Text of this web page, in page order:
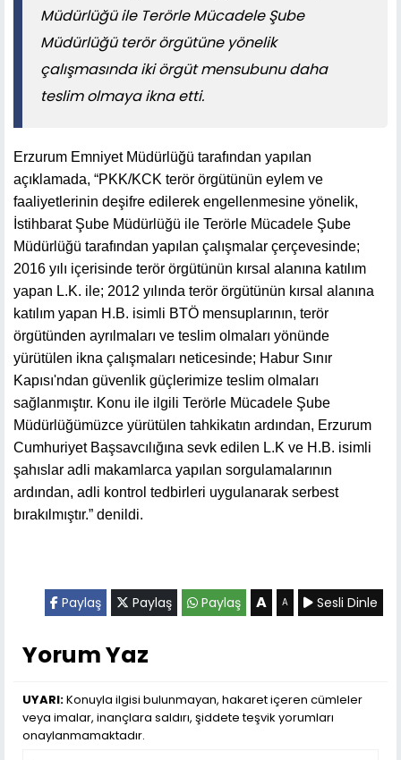
Müdürlüğü ile Terörle Mücadele Şube
Müdürlüğü terör örgütüne yönelik
çalışmasında iki örgüt mensubunu daha
teslim olmaya ikna etti.
Erzurum Emniyet Müdürlüğü tarafından yapılan
açıklamada, “PKK/KCK terör örgütünün eylem ve
faaliyetlerinin deşifre edilerek engellenmesine yönelik,
İstihbarat Şube Müdürlüğü ile Terörle Mücadele Şube
Müdürlüğü tarafından yapılan çalışmalar çerçevesinde;
2016 yılı içerisinde terör örgütünün kırsal alanına katılım
yapan L.K. ile; 2012 yılında terör örgütünün kırsal alanına
katılım yapan H.B. isimli BTÖ mensuplarının, terör
örgütünden ayrılmaları ve teslim olmaları yönünde
yürütülen ikna çalışmaları neticesinde; Habur Sınır
Kapısı'ndan güvenlik güçlerimize teslim olmaları
sağlanmıştır. Konu ile ilgili Terörle Mücadele Şube
Müdürlüğümüzce yürütülen tahkikatın ardından, Erzurum
Cumhuriyet Başsavcılığına sevk edilen L.K ve H.B. isimli
şahıslar adli makamlarca yapılan sorgulamalarının
ardından, adli kontrol tedbirleri uygulanarak serbest
bırakılmıştır.” denildi.
Paylaş Paylaş Paylaş A A Sesli Dinle
Yorum Yaz
UYARI:Konuyla ilgisi bulunmayan, hakaret içeren cümleler
veya imalar, inançlara saldırı, şiddete teşvik yorumları
onaylanmamaktadır.